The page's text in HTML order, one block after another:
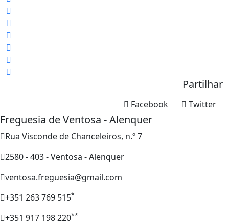
Partilhar
Twitter
Facebook
Freguesia de Ventosa - Alenquer
Rua Visconde de Chanceleiros, n.º 7
2580 - 403 - Ventosa - Alenquer
ventosa.freguesia@gmail.com
+351 263 769 515*
+351 917 198 220**